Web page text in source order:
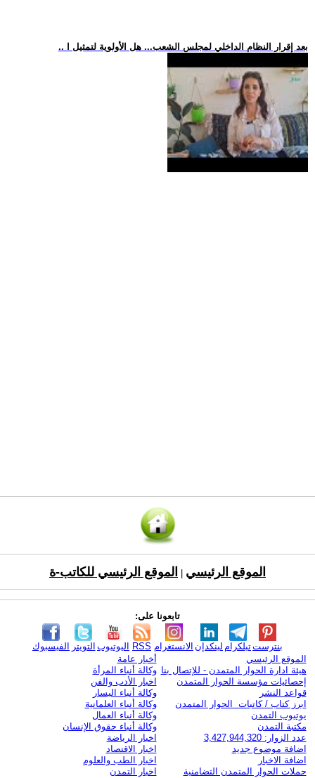
.. بعد إقرار النظام الداخلي لمجلس الشعب... هل الأولوية لتمثيل ا
الموقع الرئيسي الموقع الرئيسي للكاتب-ة
تابعونا على:
الفيسبوك التويتر اليوتيوب RSS الانستغرام لينكدإن تيلكرامبنترست
الموقع الرئيسي
هيئة ادارة الحوار المتمدن - للإتصال بنا
إحصائيات مؤسسة الحوار المتمدن
قواعد النشر
ابرز كتاب / كاتبات الحوار المتمدن
يوتيوب التمدن
مكتبة التمدن
عدد الزوار: 3,427,944,320
اضافة موضوع جديد
اضافة الاخبار
حملات الحوار المتمدن التضامنية
أخبار عامة
وكالة أنباء المرأة
اخبار الأدب والفن
وكالة أنباء اليسار
وكالة أنباء العلمانية
وكالة أنباء العمال
وكالة أنباء حقوق الإنسان
اخبار الرياضة
اخبار الاقتصاد
اخبار الطب والعلوم
اخبار التمدن